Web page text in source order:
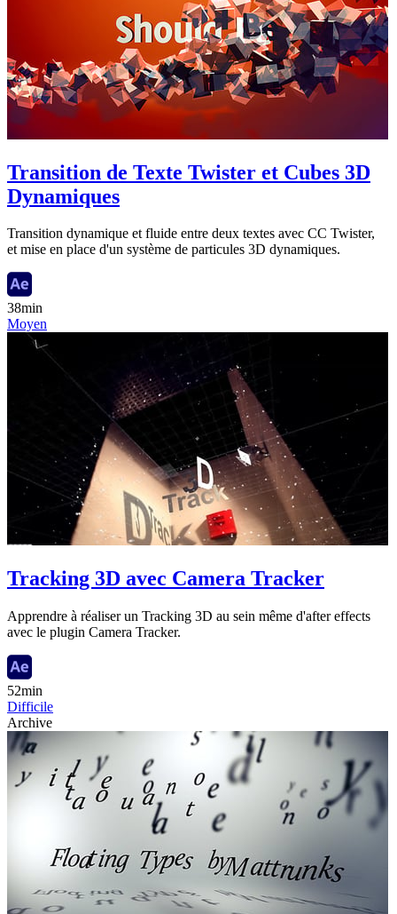
Transition de Texte Twister et Cubes 3D
Dynamiques
Transition dynamique et fluide entre deux textes avec CC Twister,
et mise en place d'un système de particules 3D dynamiques.
38min
Moyen
Tracking 3D avec Camera Tracker
Apprendre à réaliser un Tracking 3D au sein même d'after effects
avec le plugin Camera Tracker.
52min
Difficile
Archive